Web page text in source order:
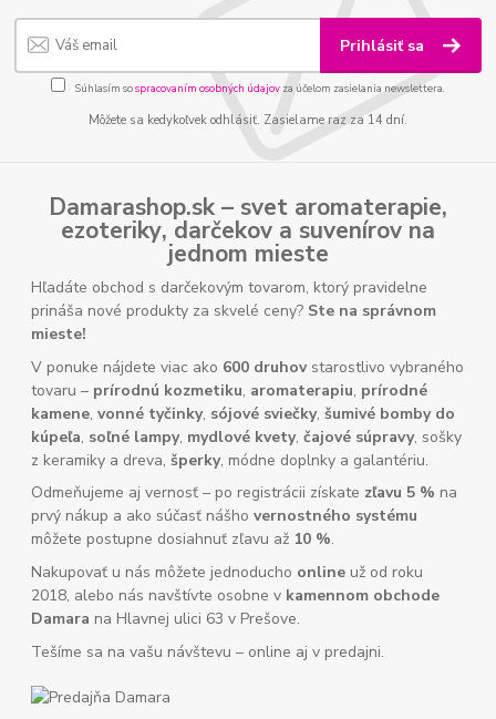
Prihlásiť sa
Súhlasím sospracovaním osobných údajov za účelom zasielania newslettera.
Môžete sa kedykoľvek odhlásiť. Zasielame raz za 14 dní.
Damarashop.sk – svet aromaterapie,
ezoteriky, darčekov a suvenírov na
jednom mieste
Hľadáte obchod s darčekovým tovarom, ktorý pravidelne
prináša nové produkty za skvelé ceny? Ste na správnom
mieste!
V ponuke nájdete viac ako 600 druhovstarostlivo vybraného
tovaru – prírodnú kozmetiku, aromaterapiu, prírodné
kamene,vonné tyčinky, sójové sviečky,šumivé bomby do
kúpeľa, soľné lampy, mydlové kvety,čajové súpravy, sošky
z keramiky a dreva,šperky, módne doplnky a galantériu.
Odmeňujeme aj vernosť – po registrácii získate zľavu 5 % na
prvý nákup a ako súčasť nášhovernostného systému
môžete postupne dosiahnuť zľavu až 10 %.
Nakupovať u nás môžete jednoducho online už od roku
2018, alebo nás navštívte osobne v kamennom obchode
Damara na Hlavnej ulici 63 v Prešove.
Tešíme sa na vašu návštevu – online aj v predajni.